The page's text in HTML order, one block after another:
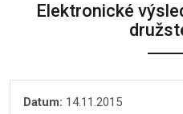
Elektronické
Datum: 14.11.2015